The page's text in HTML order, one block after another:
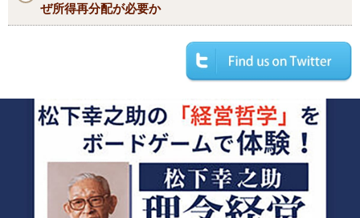
ぜ所得再分配が必要か